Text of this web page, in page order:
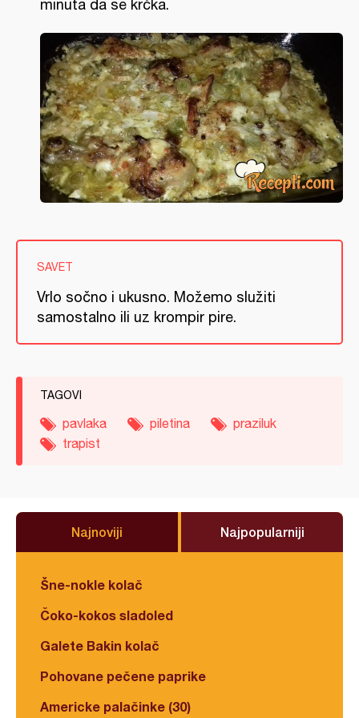
minuta da se krčka.
SAVET
Vrlo sočno i ukusno. Možemo služiti
samostalno ili uz krompir pire.
TAGOVI
pavlaka piletina
praziluk
trapist
Najnoviji Najpopularniji
Šne-nokle kolač
Čoko-kokos sladoled
Galete Bakin kolač
Pohovane pečene paprike
Americke palačinke (30)